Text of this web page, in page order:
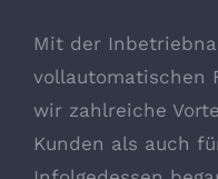
Mit der
vollautomatischen
wir zahlreiche
Kunden als auch